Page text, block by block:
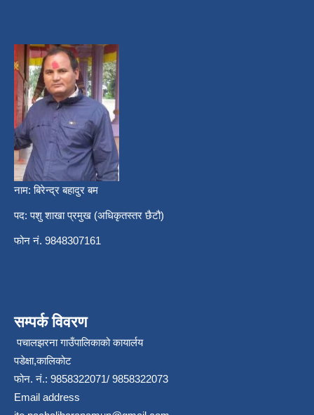
नाम: बिरेन्द्र बहादुर बम
पद: पशु शाखा प्रमुख (अधिकृतस्तर छैटौ)
फोन नं. 9848307161
सम्पर्क विवरण
पचालझरना गाउँपालिकाको कायार्लय
पडेक्षा,कालिकोट
फोन. नं.: 9858322071/ 9858322073
Email address